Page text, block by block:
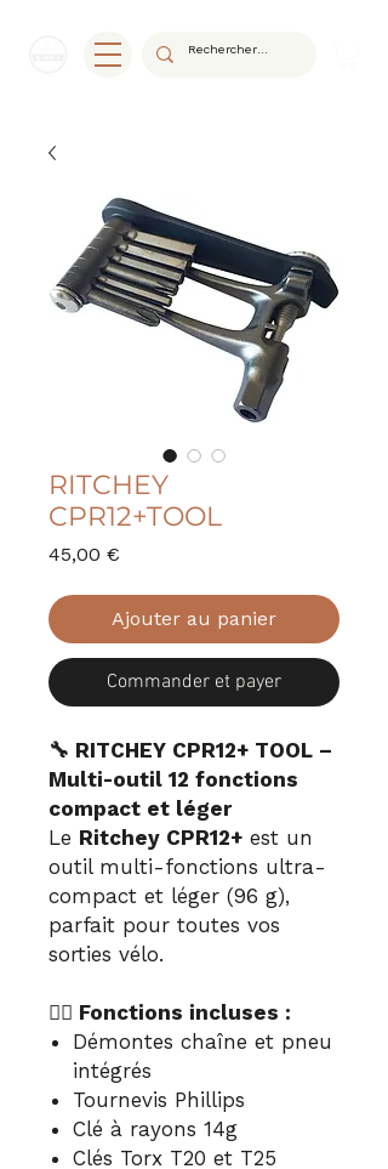
RITCHEY
CPR12+TOOL
45,00 €
Ajouter au panier
Commander et payer
🔧 RITCHEY CPR12+ TOOL –
Multi-outil 12 fonctions
compact et léger
Le Ritchey CPR12+ est un
outil multi-fonctions ultra-
compact et léger (96 g),
parfait pour toutes vos
sorties vélo.
🚴‍♂️ Fonctions incluses :
Démontes chaîne et pneu
intégrés
Tournevis Phillips
Clé à rayons 14g
Clés Torx T20 et T25